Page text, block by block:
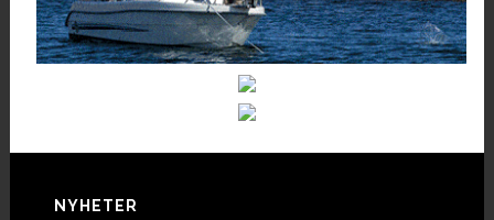
NYHETER